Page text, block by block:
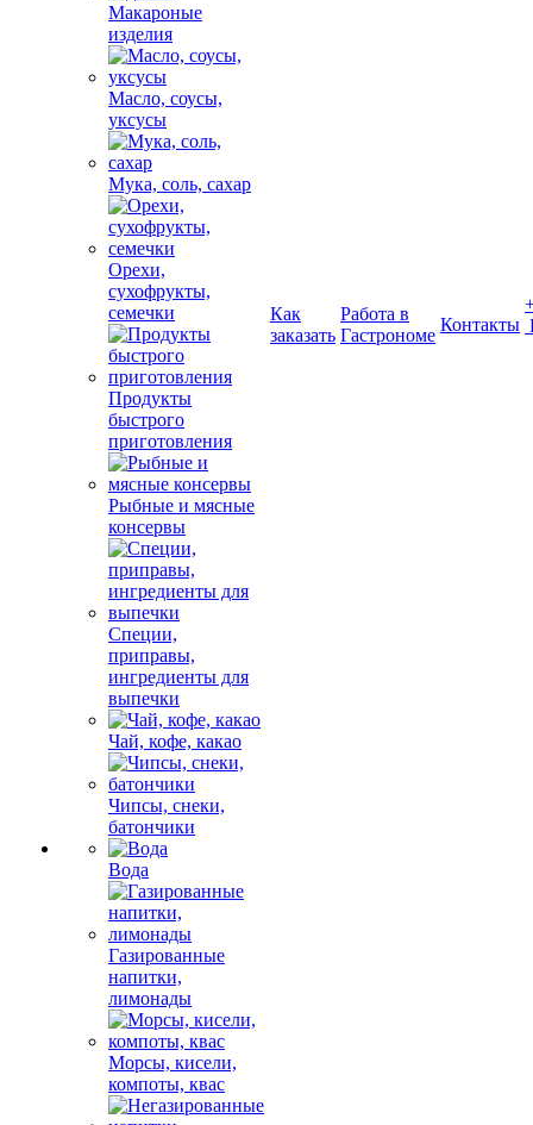
Макароные
изделия
Масло, соусы,
уксусы
Мука, соль, сахар
Орехи,
сухофрукты,
семечки
Продукты
быстрого
приготовления
Рыбные и мясные
консервы
Специи,
приправы,
ингредиенты для
выпечки
Чай, кофе, какао
Чипсы, снеки,
батончики
Вода
Газированные
напитки,
лимонады
Морсы, кисели,
компоты, квас
Как
заказать
Работа в
Гастрономе
Контакты